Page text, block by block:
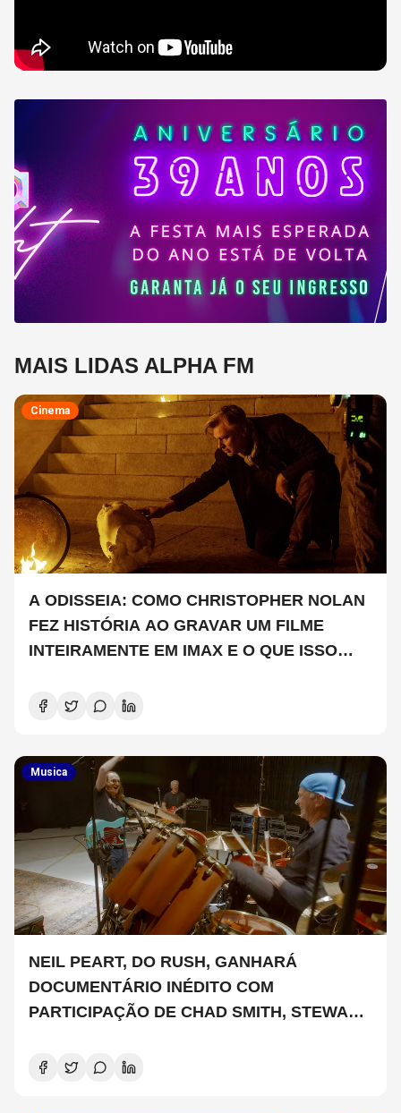
MAIS LIDAS ALPHA FM
Cinema
A ODISSEIA: COMO CHRISTOPHER NOLAN
FEZ HISTÓRIA AO GRAVAR UM FILME
INTEIRAMENTE EM IMAX E O QUE ISSO
Musica
NEIL PEART, DO RUSH, GANHARÁ
DOCUMENTÁRIO INÉDITO COM
PARTICIPAÇÃO DE CHAD SMITH, STEWART